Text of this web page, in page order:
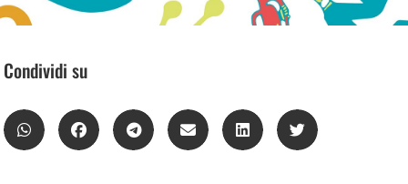
Condividi su